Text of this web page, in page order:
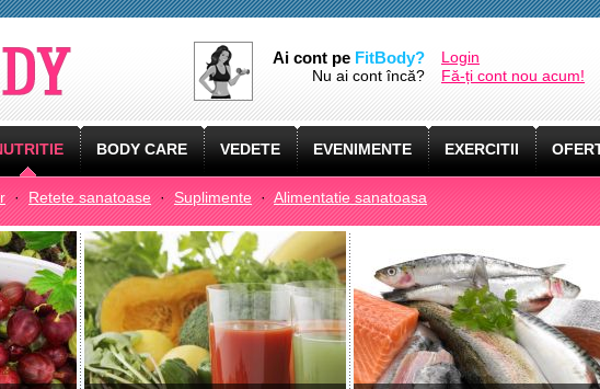
Ai cont pe FitBody?
Login
Nu ai cont încă?
Fă-ți cont nou acum!
BODY CARE VEDETE EVENIMENTE EXERCITII
· Retete sanatoase · Suplimente · Alimentatie sanatoasa